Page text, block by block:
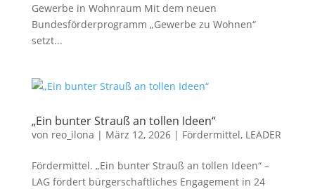
Gewerbe in Wohnraum Mit dem neuen
Bundesförderprogramm „Gewerbe zu Wohnen“
setzt...
„Ein bunter Strauß an tollen Ideen“
von reo_ilona | März 12, 2026| Fördermittel, LEADER
Fördermittel. „Ein bunter Strauß an tollen Ideen“ –
LAG fördert bürgerschaftliches Engagement in 24